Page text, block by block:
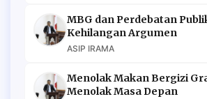
MBG dan Perdebatan
Kehilangan Argumen
ASIP IRAMA
Menolak Makan Bergizi
Menolak Masa Depan